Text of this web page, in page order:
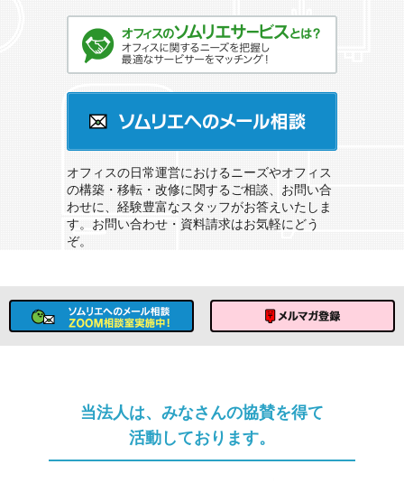
オフィスの日常運営におけるニーズやオフィス
の構築・移転・改修に関するご相談、お問い合
わせに、経験豊富なスタッフがお答えいたしま
す。お問い合わせ・資料請求はお気軽にどう
ぞ。
当法人は、みなさんの協賛を得て
活動しております。